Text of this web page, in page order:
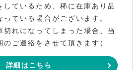
ているため、稀に在庫あり品
っている場合がございます。
切れになってしまった場合、当
ご連絡をさせて頂きます）
詳細はこちら